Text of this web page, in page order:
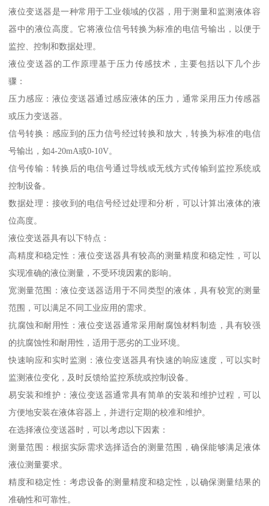
液位变送器是一种常用于工业领域的仪器，用于测量和监测液体容
器中的液位高度。它将液位信号转换为标准的电信号输出，以便于
监控、控制和数据处理。
液位变送器的工作原理基于压力传感技术，主要包括以下几个步
骤：
压力感应：液位变送器通过感应液体的压力，通常采用压力传感器
或压力变送器。
信号转换：感应到的压力信号经过转换和放大，转换为标准的电信
号输出，如4-20mA或0-10V。
信号传输：转换后的电信号通过导线或无线方式传输到监控系统或
控制设备。
数据处理：接收到的电信号经过处理和分析，可以计算出液体的液
位高度。
液位变送器具有以下特点：
高精度和稳定性：液位变送器具有较高的测量精度和稳定性，可以
实现准确的液位测量，不受环境因素的影响。
宽测量范围：液位变送器适用于不同类型的液体，具有较宽的测量
范围，可以满足不同工业应用的需求。
抗腐蚀和耐用性：液位变送器通常采用耐腐蚀材料制造，具有较强
的抗腐蚀性和耐用性，适用于恶劣的工业环境。
快速响应和实时监测：液位变送器具有快速的响应速度，可以实时
监测液位变化，及时反馈给监控系统或控制设备。
易安装和维护：液位变送器通常具有简单的安装和维护过程，可以
方便地安装在液体容器上，并进行定期的校准和维护。
在选择液位变送器时，可以考虑以下因素：
测量范围：根据实际需求选择适合的测量范围，确保能够满足液体
液位测量要求。
精度和稳定性：考虑设备的测量精度和稳定性，以确保测量结果的
准确性和可靠性。